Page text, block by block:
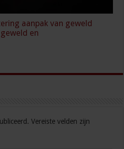
aanpak van geweld
en
Vereiste velden zijn